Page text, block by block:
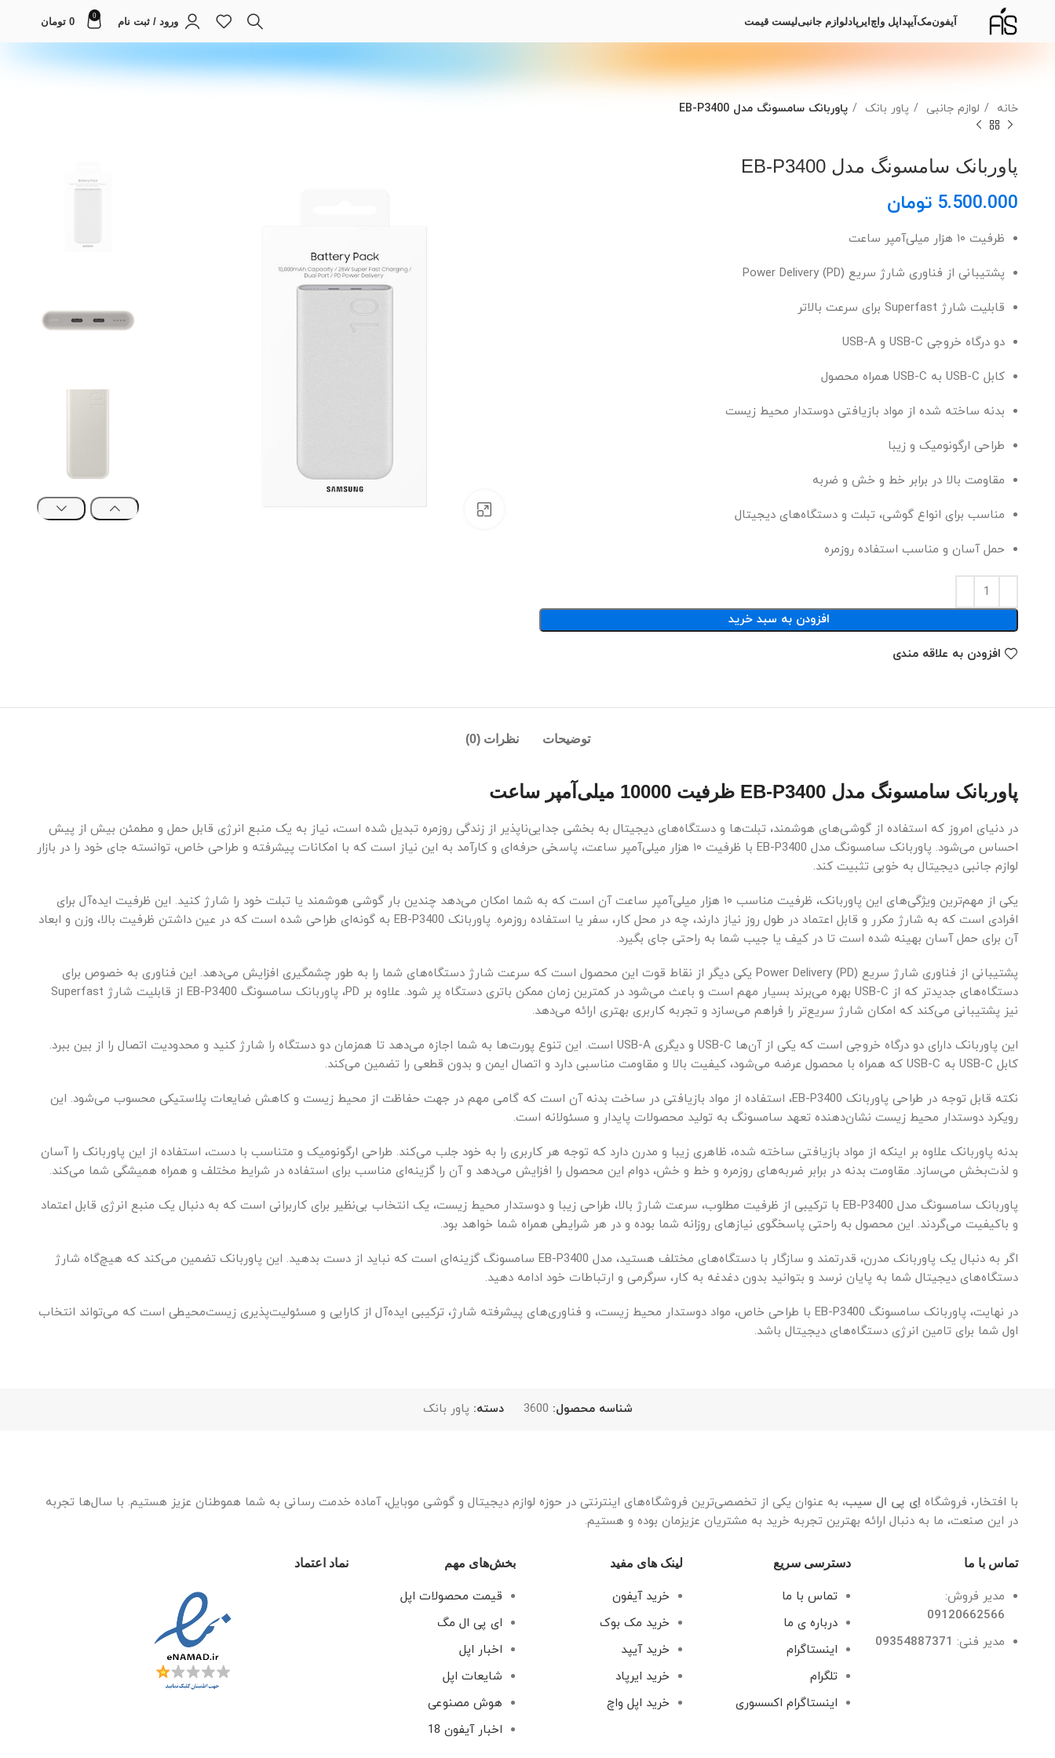
آیفونمکآیپداپل واچایرپادلوازم جانبیلیست قیمت ورود / ثبت نام 0
0 تومان
خانه لوازم جانبی پاور بانک پاوربانک سامسونگ مدل EB-P3400
بزرگنمایی تصویر
پاوربانک سامسونگ مدل EB-P3400
تومان
ظرفیت ۱۰ هزار میلی‌آمپر ساعت
پشتیبانی از فناوری شارژ سریع Power Delivery (PD)
قابلیت شارژ Superfast برای سرعت بالاتر
دو درگاه خروجی USB-C و USB-A
کابل USB-C به USB-C همراه محصول
بدنه ساخته شده از مواد بازیافتی دوستدار محیط زیست
طراحی ارگونومیک و زیبا
مقاومت بالا در برابر خط و خش و ضربه
مناسب برای انواع گوشی، تبلت و دستگاه‌های دیجیتال
حمل آسان و مناسب استفاده روزمره
افزودن به سبد خرید
افزودن به علاقه مندی
توضیحات نظرات (0)
پاوربانک سامسونگ مدل EB-P3400 ظرفیت 10000 میلی‌آمپر ساعت
در دنیای امروز که استفاده از گوشی‌های هوشمند، تبلت‌ها و دستگاه‌های دیجیتال به بخشی جدایی‌ناپذیر از زندگی روزمره تبدیل شده است، نیاز به یک منبع انرژی قابل حمل و مطمئن بیش از پیش
احساس می‌شود. پاوربانک سامسونگ مدل EB-P3400 با ظرفیت ۱۰ هزار میلی‌آمپر ساعت، پاسخی حرفه‌ای و کارآمد به این نیاز است که با امکانات پیشرفته و طراحی خاص، توانسته جای خود را در بازار
لوازم جانبی دیجیتال به خوبی تثبیت کند.
یکی از مهم‌ترین ویژگی‌های این پاوربانک، ظرفیت مناسب ۱۰ هزار میلی‌آمپر ساعت آن است که به شما امکان می‌دهد چندین بار گوشی هوشمند یا تبلت خود را شارژ کنید. این ظرفیت ایده‌آل برای
افرادی است که به شارژ مکرر و قابل اعتماد در طول روز نیاز دارند، چه در محل کار، سفر یا استفاده روزمره. پاوربانک EB-P3400 به گونه‌ای طراحی شده است که در عین داشتن ظرفیت بالا، وزن و ابعاد
آن برای حمل آسان بهینه شده است تا در کیف یا جیب شما به راحتی جای بگیرد.
پشتیبانی از فناوری شارژ سریع Power Delivery (PD) یکی دیگر از نقاط قوت این محصول است که سرعت شارژ دستگاه‌های شما را به طور چشمگیری افزایش می‌دهد. این فناوری به خصوص برای
دستگاه‌های جدیدتر که از USB-C بهره می‌برند بسیار مهم است و باعث می‌شود در کمترین زمان ممکن باتری دستگاه پر شود. علاوه بر PD، پاوربانک سامسونگ EB-P3400 از قابلیت شارژ Superfast
نیز پشتیبانی می‌کند که امکان شارژ سریع‌تر را فراهم می‌سازد و تجربه کاربری بهتری ارائه می‌دهد.
این پاوربانک دارای دو درگاه خروجی است که یکی از آن‌ها USB-C و دیگری USB-A است. این تنوع پورت‌ها به شما اجازه می‌دهد تا همزمان دو دستگاه را شارژ کنید و محدودیت اتصال را از بین ببرد.
کابل USB-C به USB-C که همراه با محصول عرضه می‌شود، کیفیت بالا و مقاومت مناسبی دارد و اتصال ایمن و بدون قطعی را تضمین می‌کند.
نکته قابل توجه در طراحی پاوربانک EB-P3400، استفاده از مواد بازیافتی در ساخت بدنه آن است که گامی مهم در جهت حفاظت از محیط زیست و کاهش ضایعات پلاستیکی محسوب می‌شود. این
رویکرد دوستدار محیط زیست نشان‌دهنده تعهد سامسونگ به تولید محصولات پایدار و مسئولانه است.
بدنه پاوربانک علاوه بر اینکه از مواد بازیافتی ساخته شده، ظاهری زیبا و مدرن دارد که توجه هر کاربری را به خود جلب می‌کند. طراحی ارگونومیک و متناسب با دست، استفاده از این پاوربانک را آسان
و لذت‌بخش می‌سازد. مقاومت بدنه در برابر ضربه‌های روزمره و خط و خش، دوام این محصول را افزایش می‌دهد و آن را گزینه‌ای مناسب برای استفاده در شرایط مختلف و همراه همیشگی شما می‌کند.
پاوربانک سامسونگ مدل EB-P3400 با ترکیبی از ظرفیت مطلوب، سرعت شارژ بالا، طراحی زیبا و دوستدار محیط زیست، یک انتخاب بی‌نظیر برای کاربرانی است که به دنبال یک منبع انرژی قابل اعتماد
و باکیفیت می‌گردند. این محصول به راحتی پاسخگوی نیازهای روزانه شما بوده و در هر شرایطی همراه شما خواهد بود.
اگر به دنبال یک پاوربانک مدرن، قدرتمند و سازگار با دستگاه‌های مختلف هستید، مدل EB-P3400 سامسونگ گزینه‌ای است که نباید از دست بدهید. این پاوربانک تضمین می‌کند که هیچ‌گاه شارژ
دستگاه‌های دیجیتال شما به پایان نرسد و بتوانید بدون دغدغه به کار، سرگرمی و ارتباطات خود ادامه دهید.
در نهایت، پاوربانک سامسونگ EB-P3400 با طراحی خاص، مواد دوستدار محیط زیست، و فناوری‌های پیشرفته شارژ، ترکیبی ایده‌آل از کارایی و مسئولیت‌پذیری زیست‌محیطی است که می‌تواند انتخاب
اول شما برای تامین انرژی دستگاه‌های دیجیتال باشد.
شناسه محصول: 3600 دسته: پاور بانک
با افتخار، فروشگاه اِی پی ال سیب، به عنوان یکی از تخصصی‌ترین فروشگاه‌های اینترنتی در حوزه لوازم دیجیتال و گوشی موبایل، آماده خدمت رسانی به شما هموطنان عزیز هستیم. با سال‌ها تجربه
در این صنعت، ما به دنبال ارائه بهترین تجربه خرید به مشتریان عزیزمان بوده و هستیم.
تماس با ما
مدیر فروش:
09120662566
مدیر فنی: 09354887371
دسترسی سریع
تماس با ما
درباره ی ما
اینستاگرام
تلگرام
اینستاگرام اکسسوری
لینک های مفید
خرید آیفون
خرید مک بوک
خرید آیپد
خرید ایرپاد
خرید اپل واچ
بخش‌های مهم
قیمت محصولات اپل
ای پی ال مگ
اخبار اپل
شایعات اپل
هوش مصنوعی
اخبار آیفون 18
نماد اعتماد